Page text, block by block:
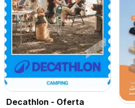
Decathlon - Oferta